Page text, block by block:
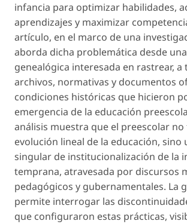
infancia para optimizar habilidades,
aprendizajes y maximizar
artículo, en el marco de una
aborda dicha problemática desde
genealógica interesada en rastrear, a
archivos, normativas y documentos
condiciones históricas que hicieron
emergencia de la educación
análisis muestra que el preescolar no
evolución lineal de la educación, sino
singular de institucionalización de la
temprana, atravesada por discursos
pedagógicos y gubernamentales. La
permite interrogar las
que configuraron estas prácticas,